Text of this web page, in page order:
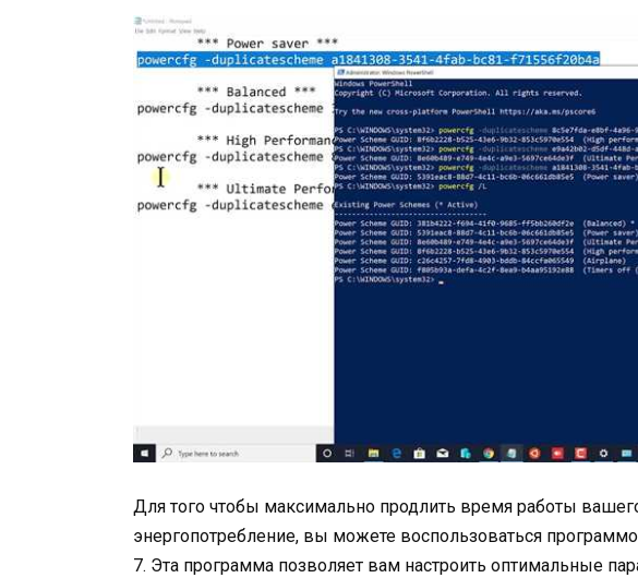
Для того чтобы максимально продлить время работы
энергопотребление, вы можете воспользоваться
7. Эта программа позволяет вам настроить оптимальные